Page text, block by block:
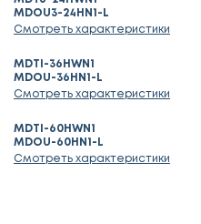
MDOU3-24HN1-L
Смотреть характеристики
MDTI-36HWN1
MDOU-36HN1-L
Смотреть характеристики
MDTI-60HWN1
MDOU-60HN1-L
Смотреть характеристики